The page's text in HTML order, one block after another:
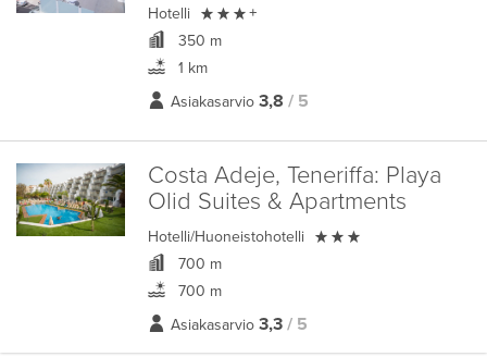
Hotelli  +
350 m
1 km
Asiakasarvio 3,8 / 5
Costa Adeje, Teneriffa: Playa
Olid Suites & Apartments
Hotelli/Huoneistohotelli 
700 m
700 m
Asiakasarvio 3,3 / 5